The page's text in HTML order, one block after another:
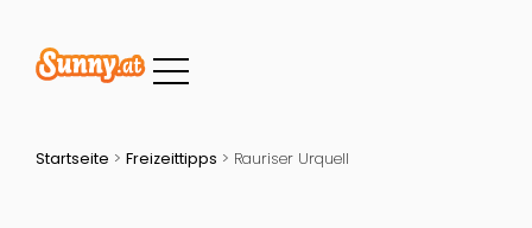
Startseite > Freizeittipps > Rauriser Urquell